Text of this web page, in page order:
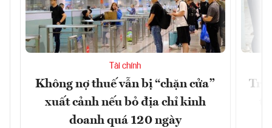
Tài chính
Không nợ thuế vẫn bị “chặn cửa”
xuất cảnh nếu bỏ địa chỉ kinh
doanh quá 120 ngày